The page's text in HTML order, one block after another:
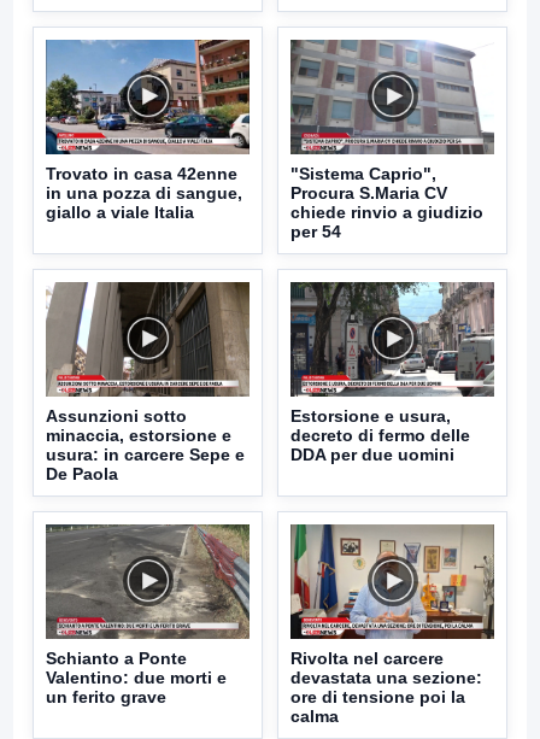
Trovato in casa 42enne
in una pozza di sangue,
giallo a viale Italia
"Sistema Caprio",
Procura S.Maria CV
chiede rinvio a giudizio
per 54
Assunzioni sotto
minaccia, estorsione e
usura: in carcere Sepe e
De Paola
Estorsione e usura,
decreto di fermo delle
DDA per due uomini
Schianto a Ponte
Valentino: due morti e
un ferito grave
Rivolta nel carcere
devastata una sezione:
ore di tensione poi la
calma